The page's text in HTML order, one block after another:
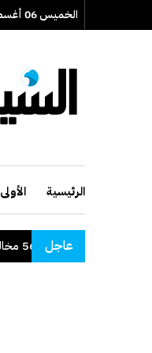
الخميس 06 أغسطس 2026
الرئيسية الأولى
عاجل"الداخلية": ضبط 56 مخالفاً في حملة أمنية مشتركة بالتعاون مع "القوى العاملة"